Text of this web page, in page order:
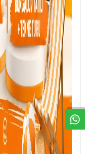
DESTEK